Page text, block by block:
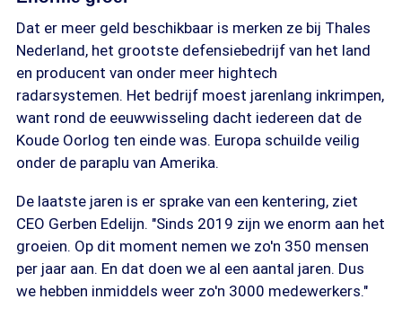
Dat er meer geld beschikbaar is merken ze bij Thales
Nederland, het grootste defensiebedrijf van het land
en producent van onder meer hightech
radarsystemen. Het bedrijf moest jarenlang inkrimpen,
want rond de eeuwwisseling dacht iedereen dat de
Koude Oorlog ten einde was. Europa schuilde veilig
onder de paraplu van Amerika.
De laatste jaren is er sprake van een kentering, ziet
CEO Gerben Edelijn. "Sinds 2019 zijn we enorm aan het
groeien. Op dit moment nemen we zo'n 350 mensen
per jaar aan. En dat doen we al een aantal jaren. Dus
we hebben inmiddels weer zo'n 3000 medewerkers."